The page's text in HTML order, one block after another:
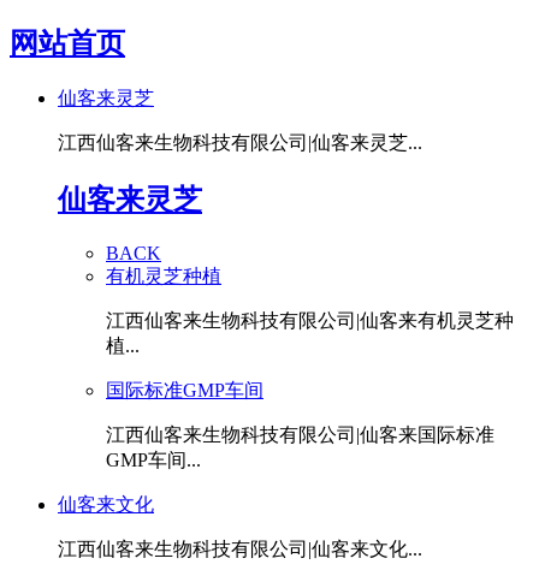
网站首页
仙客来灵芝
江西仙客来生物科技有限公司|仙客来灵芝...
仙客来灵芝
BACK
有机灵芝种植
江西仙客来生物科技有限公司|仙客来有机灵芝种
植...
国际标准GMP车间
江西仙客来生物科技有限公司|仙客来国际标准
GMP车间...
仙客来文化
江西仙客来生物科技有限公司|仙客来文化...